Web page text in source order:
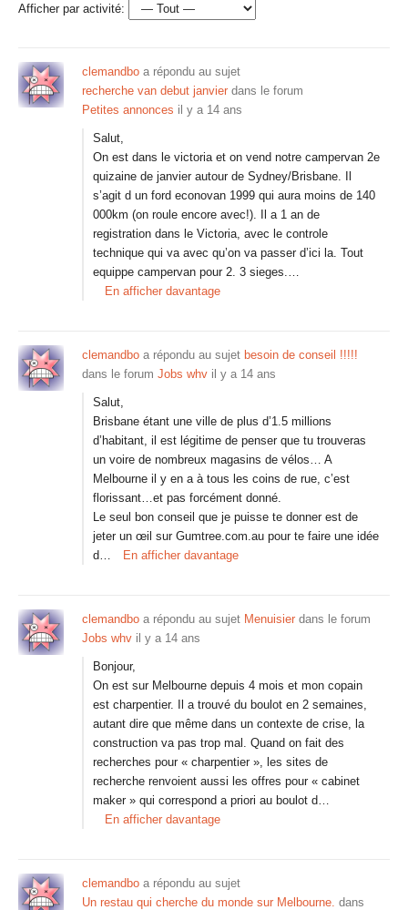
Afficher par activité:
clemandbo a répondu au sujet
recherche van debut janvier dans le forum
Petites annonces il y a 14 ans
Salut,
On est dans le victoria et on vend notre campervan 2e
quizaine de janvier autour de Sydney/Brisbane. Il
s’agit d un ford econovan 1999 qui aura moins de 140
000km (on roule encore avec!). Il a 1 an de
registration dans le Victoria, avec le controle
technique qui va avec qu’on va passer d’ici la. Tout
equippe campervan pour 2. 3 sieges.…
En afficher davantage
clemandbo a répondu au sujet besoin de conseil !!!!!
dans le forum Jobs whv il y a 14 ans
Salut,
Brisbane étant une ville de plus d’1.5 millions
d’habitant, il est légitime de penser que tu trouveras
un voire de nombreux magasins de vélos… A
Melbourne il y en a à tous les coins de rue, c’est
florissant…et pas forcément donné.
Le seul bon conseil que je puisse te donner est de
jeter un œil sur Gumtree.com.au pour te faire une idée
d…
En afficher davantage
clemandbo a répondu au sujet Menuisier dans le forum
Jobs whv il y a 14 ans
Bonjour,
On est sur Melbourne depuis 4 mois et mon copain
est charpentier. Il a trouvé du boulot en 2 semaines,
autant dire que même dans un contexte de crise, la
construction va pas trop mal. Quand on fait des
recherches pour « charpentier », les sites de
recherche renvoient aussi les offres pour « cabinet
maker » qui correspond a priori au boulot d…
En afficher davantage
clemandbo a répondu au sujet
Un restau qui cherche du monde sur Melbourne. dans